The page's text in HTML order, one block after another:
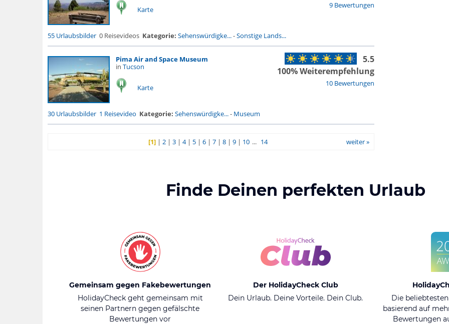
Karte 9 Bewertungen
55 Urlaubsbilder 0 Reisevideos Kategorie: Sehenswürdigke...-Sonstige Lands...
Pima Air and Space Museum
in Tucson
Karte 10 Bewertungen
5.5
100% Weiterempfehlung
30 Urlaubsbilder 1 Reisevideo Kategorie: Sehenswürdigke...- Museum
[1] |2 |3 |4| 5 |6 |7 |8 |9 | 10 ... 14 weiter »
Finde Deinen perfekten Urlaub
Gemeinsam gegen Fakebewertungen
HolidayCheck geht gemeinsam mit
seinen Partnern gegen gefälschte
Bewertungen vor
Der HolidayCheck Club
Dein Urlaub. Deine Vorteile. Dein Club.
Die
basierend auf
Bewertungen